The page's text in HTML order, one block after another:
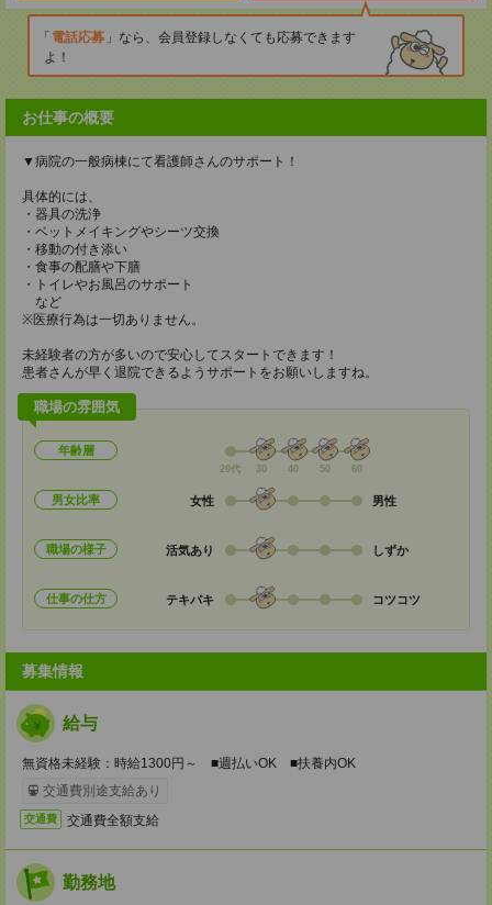
電話応募
なら、会員登録しなくても応募できます
よ！
お仕事の概要
▼病院の一般病棟にて看護師さんのサポート！
具体的には、
・器具の洗浄
・ベットメイキングやシーツ交換
・移動の付き添い
・食事の配膳や下膳
・トイレやお風呂のサポート
など
※医療行為は一切ありません。
未経験者の方が多いので安心してスタートできます！
患者さんが早く退院できるようサポートをお願いしますね。
職場の雰囲気
年齢層
20代 30 40 50 60
男女比率 女性 男性
職場の様子 活気あり しずか
仕事の仕方 テキパキ コツコツ
募集情報
給与
無資格未経験：時給1300円～ ■週払いOK ■扶養内OK
交通費別途支給あり
交通費 交通費全額支給
勤務地